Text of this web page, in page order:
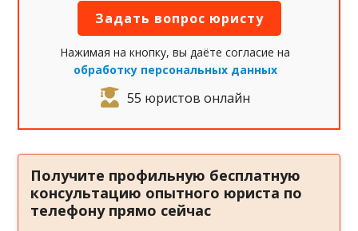
Нажимая на кнопку, вы даёте согласие на
обработку персональных данных
55 юристов онлайн
Получите профильную бесплатную
консультацию опытного юриста по
телефону прямо сейчас